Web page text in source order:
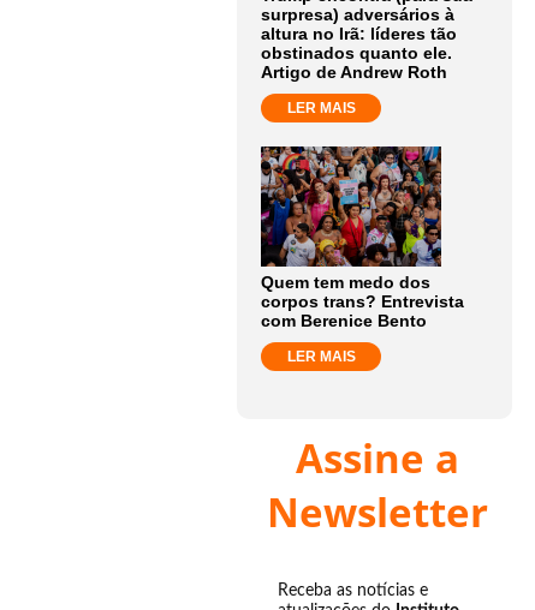
surpresa) adversários à
altura no Irã: líderes tão
obstinados quanto ele.
Artigo de Andrew Roth
LER MAIS
Quem tem medo dos
corpos trans? Entrevista
com Berenice Bento
LER MAIS
Assine a
Newsletter
Receba as notícias e